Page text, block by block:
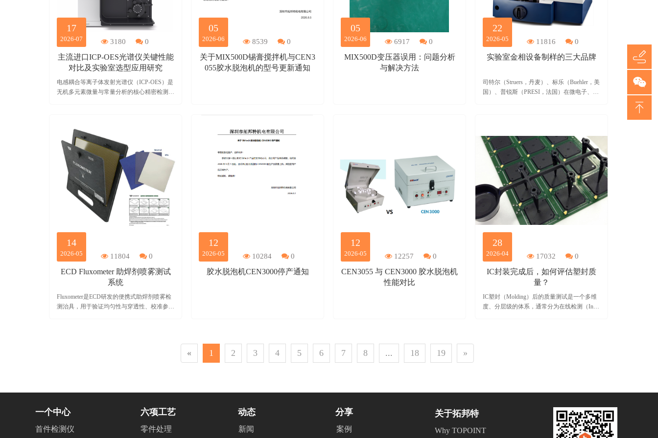
17
2026-07 3180 0
主流进口ICP-OES光谱仪关键性能
对比及实验室选型应用研究
电感耦合等离子体发射光谱仪（ICP-OES）是
无机多元素微量与常量分析的核心精密检测设
域。目前国内实验室主流应用的进口ICP-OES
品牌型号技术架构差异较大，不同设备的光学
系统、射频发生系统、检测模式及抗干扰能力
各不相同，导致仪器适配场景、检测精度、运
行成本存在显著区别，给实验室仪器采购、方
法开发与日常质控工作带来困扰。本文以安捷
伦、珀金埃尔默、赛默飞、岛津、耶拿、斯派
克六大主流进口ICP-OES设备为研究对象，从
核心硬件技术、检出性能、基体耐受性、运行
经济性、场景适配性等维度开展系统性对比分
机制，结合不同行业检测场景提出的仪器选型
策略。研究结果可为各类检测实验室、工矿企
业质检部门及科研院所的ICP-OES设备采购、
分析方法优化、检测质量管控提供科学的技术
05
2026-06 8539 0
关于MIX500D锡膏搅拌机与CEN3
055胶水脱泡机的型号更新通知
05
2026-06 6917 0
MIX500D变压器误用：问题分析
与解决方法
22
2026-05 11816 0
实验室金相设备制样的三大品牌
司特尔（Struers，丹麦）、标乐（Buehler，美
国）、普锐斯（PRESI，法国）在微电子、
14
2026-05 11804 0
ECD Fluxometer 助焊剂喷雾测试
系统
Fluxometer是ECD研发的便携式助焊剂喷雾检
测治具，用于验证均匀性与穿透性、校准参
12
2026-05 10284 0
胶水脱泡机CEN3000停产通知
12
2026-05 12257 0
CEN3055 与 CEN3000 胶水脱泡机
性能对比
28
2026-04 17032 0
IC封装完成后，如何评估塑封质
量？
IC塑封（Molding）后的质量测试是一个多维
度、分层级的体系，通常分为在线检测（In-
« 1 2 3 4 5 6 7 8 ... 18 19 »
零件处理 新闻 Why TOPOINT
动态 关于拓邦特
首件检测仪
六项工艺
一个中心 分享
案例